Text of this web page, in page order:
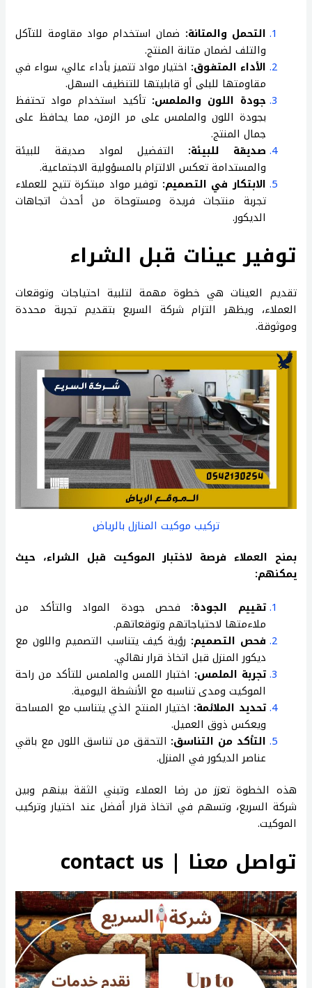
التحمل والمتانة: ضمان استخدام مواد مقاومة للتآكل
والتلف لضمان متانة المنتج.
الأداء المتفوق: اختيار مواد تتميز بأداء عالي، سواء في
مقاومتها للبلى أو قابليتها للتنظيف السهل.
جودة اللون والملمس: تأكيد استخدام مواد تحتفظ
بجودة اللون والملمس على مر الزمن، مما يحافظ على
جمال المنتج.
صديقة للبيئة: التفضيل لمواد صديقة للبيئة
والمستدامة تعكس الالتزام بالمسؤولية الاجتماعية.
الابتكار في التصميم: توفير مواد مبتكرة تتيح للعملاء
تجربة منتجات فريدة ومستوحاة من أحدث اتجاهات
الديكور.
توفير عينات قبل الشراء
تقديم العينات هي خطوة مهمة لتلبية احتياجات وتوقعات
العملاء، ويظهر التزام شركة السريع بتقديم تجربة محددة
وموثوقة.
تركيب موكيت المنازل بالرياض
بمنح العملاء فرصة لاختبار الموكيت قبل الشراء، حيث
يمكنهم:
تقييم الجودة: فحص جودة المواد والتأكد من
ملاءمتها لاحتياجاتهم وتوقعاتهم.
فحص التصميم: رؤية كيف يتناسب التصميم واللون مع
ديكور المنزل قبل اتخاذ قرار نهائي.
تجربة الملمس: اختبار اللمس والملمس للتأكد من راحة
الموكيت ومدى تناسبه مع الأنشطة اليومية.
تحديد الملائمة: اختيار المنتج الذي يتناسب مع المساحة
ويعكس ذوق العميل.
التأكد من التناسق: التحقق من تناسق اللون مع باقي
عناصر الديكور في المنزل.
هذه الخطوة تعزز من رضا العملاء وتبني الثقة بينهم وبين
شركة السريع، وتسهم في اتخاذ قرار أفضل عند اختيار وتركيب
الموكيت.
تواصل معنا | contact us